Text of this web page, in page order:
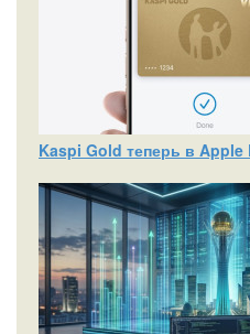
Kaspi Gold теперь в Apple